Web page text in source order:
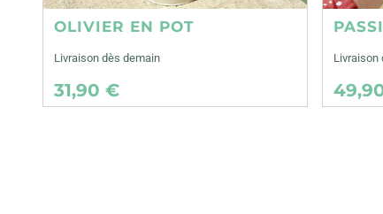
OLIVIER EN POT
Livraison dès demain
31,90 €
Livraison